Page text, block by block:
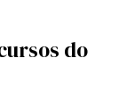
do